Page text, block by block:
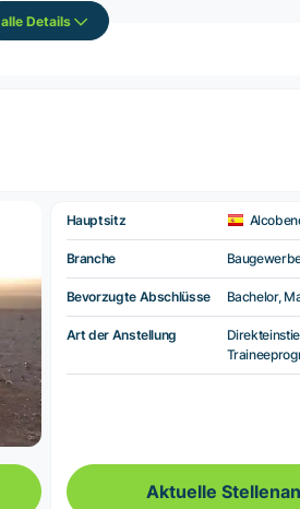
alle Details
Hauptsitz
Branche
Bevorzugte Abschlüsse Bachelor,
Art der Anstellung
Aktuelle